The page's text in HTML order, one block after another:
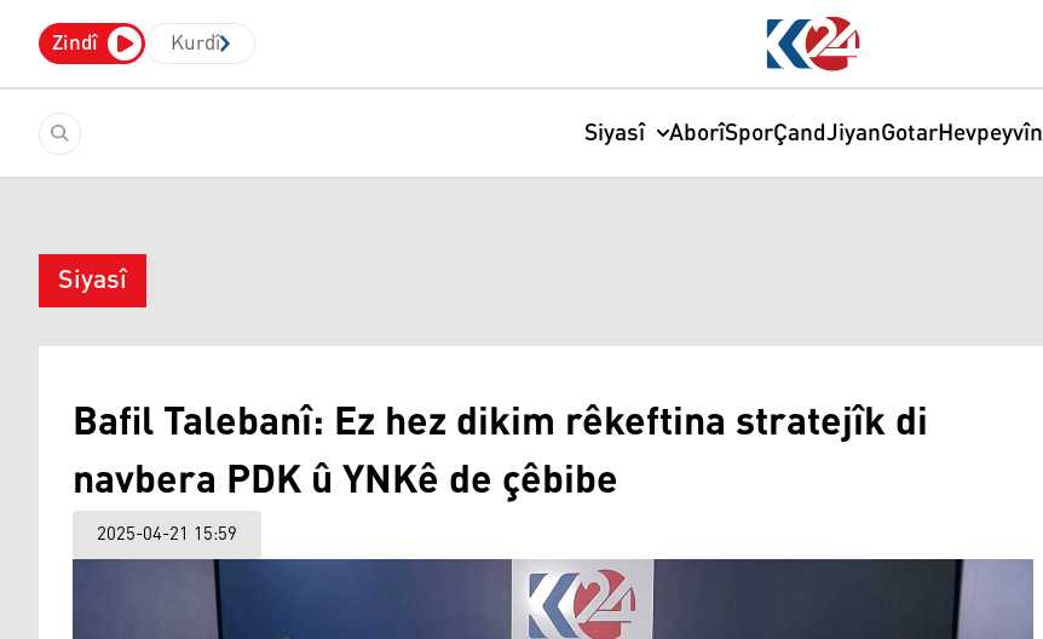
Zindî Kurdî
Siyasî AborîSporÇandJiyanGotarHevpeyvîn
Siyasî
Bafil Talebanî: Ez hez dikim rêkeftina stratejîk di
navbera PDK û YNKê de çêbibe
2025-04-21 15:59